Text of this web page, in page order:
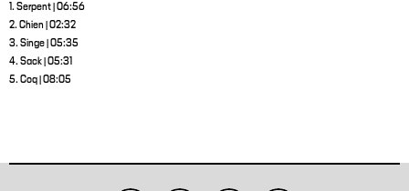
1. Serpent | 06:56
2. Chien | 02:32
3. Singe | 05:35
4. Sack | 05:31
5. Coq | 08:05